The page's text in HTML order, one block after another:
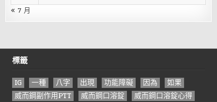
« 7 月
標籤
IG 一種 八字 出現 功能障礙 因為
如果
威而鋼副作用PTT
威而鋼口溶錠
威而鋼口溶錠心得